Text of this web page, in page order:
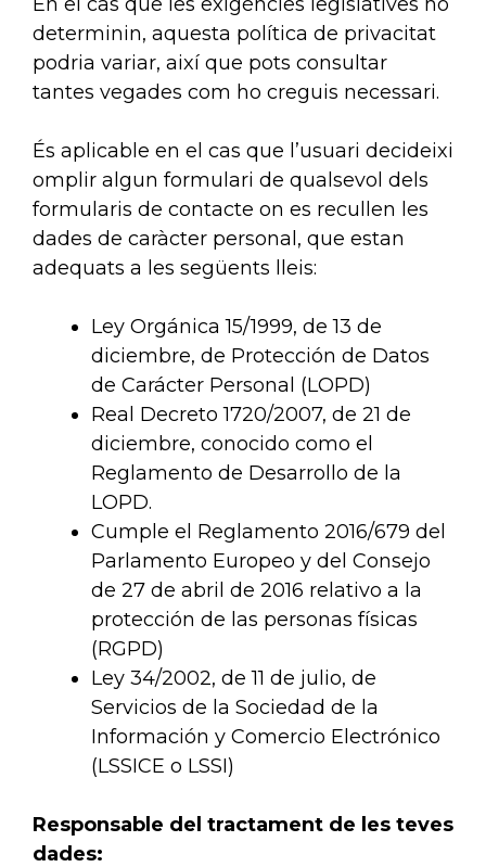
determinin, aquesta política de privacitat
podria variar, així que pots consultar
tantes vegades com ho creguis necessari.
És aplicable en el cas que l’usuari decideixi
omplir algun formulari de qualsevol dels
formularis de contacte on es recullen les
dades de caràcter personal, que estan
adequats a les següents lleis:
Ley Orgánica 15/1999, de 13 de
diciembre, de Protección de Datos
de Carácter Personal (LOPD)
Real Decreto 1720/2007, de 21 de
diciembre, conocido como el
Reglamento de Desarrollo de la
LOPD.
Cumple el Reglamento 2016/679 del
Parlamento Europeo y del Consejo
de 27 de abril de 2016 relativo a la
protección de las personas físicas
(RGPD)
Ley 34/2002, de 11 de julio, de
Servicios de la Sociedad de la
Información y Comercio Electrónico
(LSSICE o LSSI)
Responsable del tractament de les teves
dades: